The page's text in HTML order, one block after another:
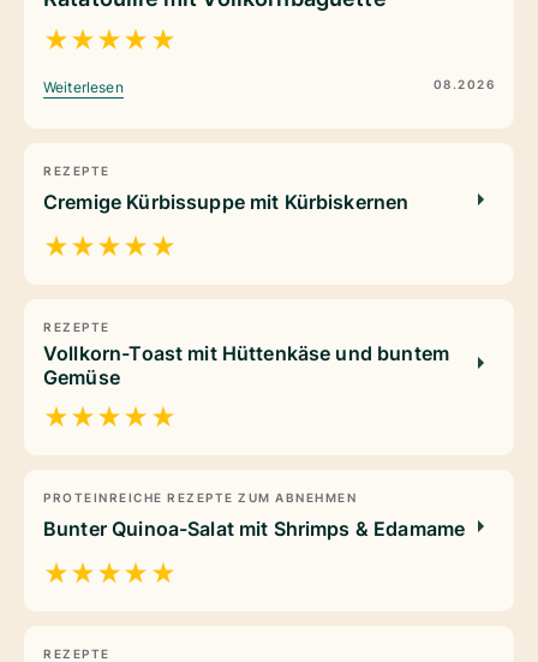
★★★★★
Weiterlesen 08.2026
REZEPTE
Cremige Kürbissuppe mit Kürbiskernen
★★★★★
REZEPTE
Vollkorn-Toast mit Hüttenkäse und buntem
Gemüse
★★★★★
PROTEINREICHE REZEPTE ZUM ABNEHMEN
Bunter Quinoa-Salat mit Shrimps & Edamame
★★★★★
REZEPTE